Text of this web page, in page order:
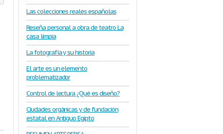
Las colecciones reales españolas
Reseña personal a obra de teatro La
casa limpia
La fotografía y su historia
El arte es un elemento
problematizador
Control de lectura ¿Qué es diseño?
Ciudades orgánicas y de fundación
estatal en Antiguo Egipto